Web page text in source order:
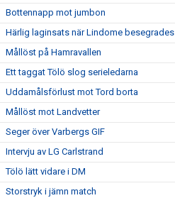
Bottennapp mot jumbon
Härlig laginsats när Lindome besegrades
Mållöst på Hamravallen
Ett taggat Tölö slog serieledarna
Uddamålsförlust mot Tord borta
Mållöst mot Landvetter
Seger över Varbergs GIF
Intervju av LG Carlstrand
Tölö lätt vidare i DM
Storstryk i jämn match